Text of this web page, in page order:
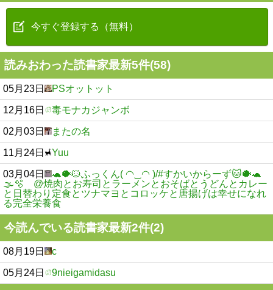
今すぐ登録する（無料）
読みおわった読書家最新5件(58)
05月23日 PSオットット
12月16日 毒モナカジャンボ
02月03日 またの名
11月24日 Yuu
03月04日
🐢🐡🐱ふっくん( ◠‿◠ )/#すかいからーず🐱🐡🐢
🌫🫧 @焼肉とお寿司とラーメンとおそばとうどんとカレー
と日替わり定食とツナマヨとコロッケと唐揚げは幸せになれ
る完全栄養食
今読んでいる読書家最新2件(2)
08月19日 c
05月24日 9nieigamidasu